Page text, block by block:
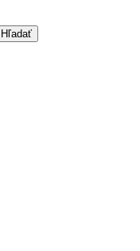
Hľadať